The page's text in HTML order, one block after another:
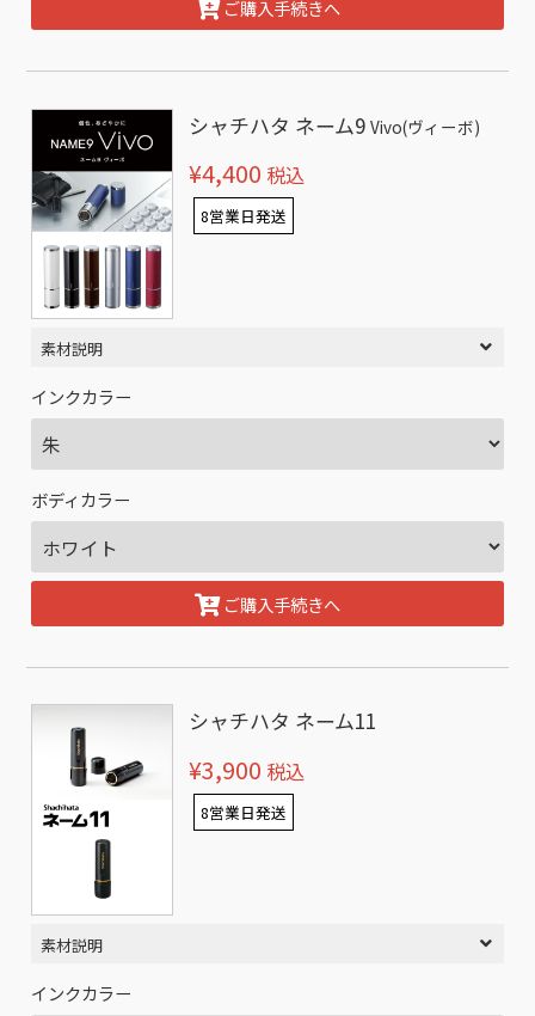
ご購入手続きへ
シャチハタ ネーム9Vivo(ヴィーボ)
¥4,400 税込
8営業日発送
素材説明
インクカラー
ボディカラー
ご購入手続きへ
シャチハタ ネーム11
¥3,900 税込
8営業日発送
素材説明
インクカラー